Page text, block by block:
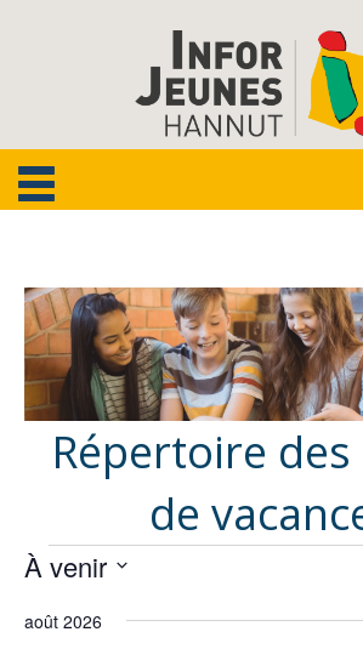
Répertoire des
de
Évènements
À venir
une
août 2026